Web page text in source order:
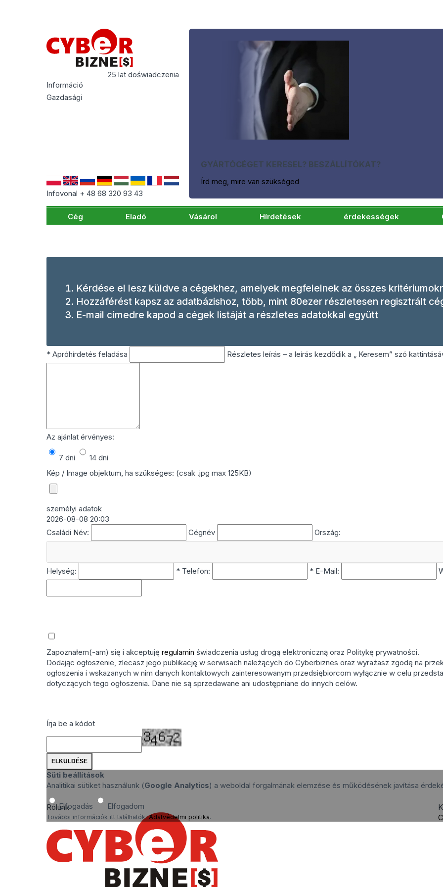
25 lat doświadczenia
Információ
Gazdasági
Infovonal + 48 68 320 93 43
GYÁRTÓCÉGET KERESEL? BESZÁLLÍTÓKAT?
Írd meg, mire van szükséged
Cég Eladó Vásárol Hírdetések érdekességek
Kérdése el lesz küldve a cégekhez, amelyek megfelelnek az összes
Hozzáférést kapsz az adatbázishoz, több, mint 80ezer részletesen regisztrált
E-mail címedre kapod a cégek listáját a részletes adatokkal együtt
* Apróhírdetés feladása Részletes leírás – a leírás kezdődik a „ Keresem” szó
Az ajánlat érvényes:
7 dni
14 dni
Kép / Image objektum, ha szükséges: (csak .jpg max 125KB)
személyi adatok
2026-08-08 20:03
Családi Név:
Cégnév Ország:
Helység: * Telefon: * E-Mail:
Zapoznałem(-am) się i akceptujęregulamin świadczenia usług drogą elektroniczną oraz Politykę prywatności.
Dodając ogłoszenie, zlecasz jego publikację w serwisach należących do Cyberbiznes oraz wyrażasz zgodę na
ogłoszenia i wskazanych w nim danych kontaktowych zainteresowanym przedsiębiorcom wyłącznie w celu
dotyczących tego ogłoszenia. Dane nie są sprzedawane ani udostępniane do innych celów.
Írja be a kódot
Süti beállítások
Analitikai sütiket használunk (Google Analytics) a weboldal forgalmának elemzése és működésének javítása
Elfogadás Elfogadom
További információk itt találhatók:Adatvédelmi politika.
Rólunk